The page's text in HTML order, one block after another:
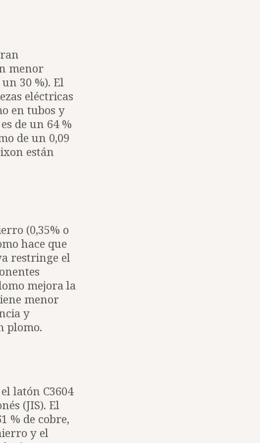
menor
30 %). El
eléctricas
en tubos y
de un 64 %
de un 0,09
están
(0,35% o
hace que
restringe el
mejora la
menor
y
plomo.
latón C3604
(JIS). El
% de cobre,
y el